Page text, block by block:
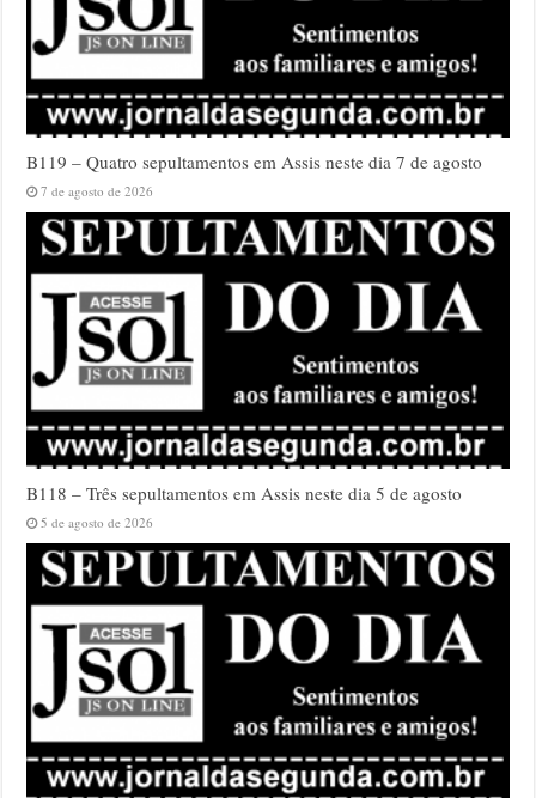
B119 – Quatro sepultamentos em Assis neste dia 7 de agosto
7 de agosto de 2026
B118 – Três sepultamentos em Assis neste dia 5 de agosto
5 de agosto de 2026